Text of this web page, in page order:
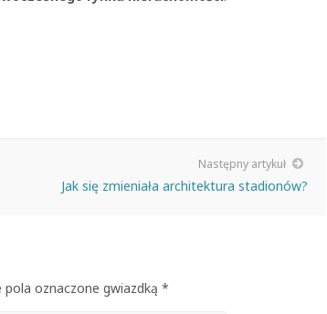
Następny artykuł
Jak się zmieniała architektura stadionów?
oznaczone gwiazdką *